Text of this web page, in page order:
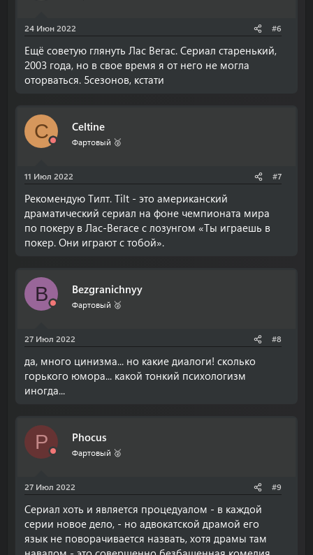
24 Июн 2022 #6
Ещё советую глянуть Лас Вегас. Сериал старенький,
2003 года, но в свое время я от него не могла
оторваться. 5сезонов, кстати
C Celtine
Фартовый 🥈
11 Июл 2022 #7
Рекомендую Тилт. Tilt - это американский
драматический сериал на фоне чемпионата мира
по покеру в Лас-Вегасе с лозунгом «Ты играешь в
покер. Они играют с тобой».
B Bezgranichnyy
Фартовый 🥈
27 Июл 2022 #8
да, много цинизма... но какие диалоги! сколько
горького юмора... какой тонкий психологизм
иногда...
P Phocus
Фартовый 🥈
27 Июл 2022 #9
Сериал хоть и является процедуалом - в каждой
серии новое дело, - но адвокатской драмой его
язык не поворачивается назвать, хотя драмы там